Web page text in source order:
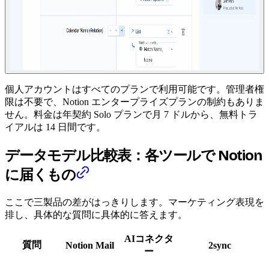
個人アカウントはすべてのプランで利用可能です。管理者権
限は不要で、Notion エンタープライズプランの制約もありま
せん。料金は年契約 Solo プランで月 7 ドルから、無料トラ
イアルは 14 日間です。
データモデル比較表：各ツールで Notion
に届くもの
ここで三製品の差がはっきりします。マーケティング表現を
排し、具体的な質問に具体的に答えます。
質問 Notion Mail
AIコネクタ
ー
2sync